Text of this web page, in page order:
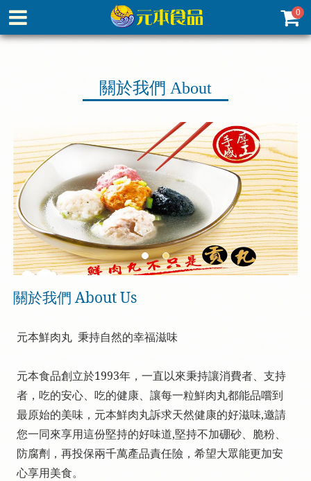
0
關於我們 About
關於我們About Us
元本鮮肉丸 秉持自然的幸福滋味
元本食品創立於1993年，一直以來秉持讓消費者、支持
者，吃的安心、吃的健康、讓每一粒鮮肉丸都能品嚐到
最原始的美味，元本鮮肉丸訴求天然健康的好滋味,邀請
您一同來享用這份堅持的好味道,堅持不加硼砂、 脆粉、
防腐劑，再投保兩千萬產品責任險，希望大眾能更加安
心享用美食。